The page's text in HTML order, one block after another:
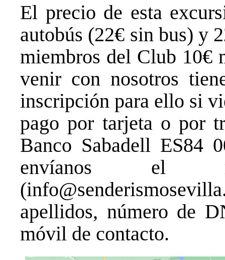
El precio de esta
autobús (22€ sin bus) y
miembros del Club 10€
venir con nosotros
inscripción para ello si
pago por tarjeta o por
Banco Sabadell ES84
envíanos el
apellidos, número de
móvil de contacto.